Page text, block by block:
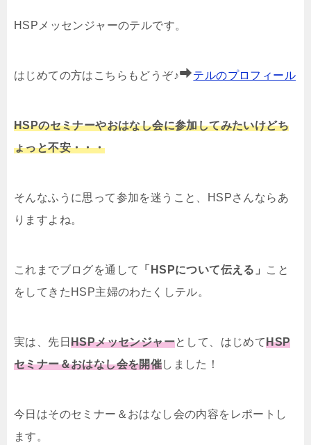
HSPメッセンジャーのテルです。
はじめての方はこちらもどうぞ♪ テルのプロフィール
HSPのセミナーやおはなし会に参加してみたいけどち
ょっと不安・・・
そんなふうに思って参加を迷うこと、HSPさんならあ
りますよね。
これまでブログを通して 「HSPについて伝える」
こと
をしてきたHSP主婦のわたくしテル。
実は、先日 HSPメッセンジャーとして、はじめてHSP
セミナー＆おはなし会を開催しました！
今日はそのセミナー＆おはなし会の内容をレポートし
ます。